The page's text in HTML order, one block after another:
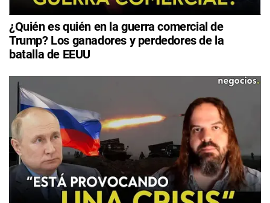
¿Quién es quién en la guerra comercial de
Trump? Los ganadores y perdedores de la
batalla de EEUU